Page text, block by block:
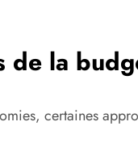
de la
certaines